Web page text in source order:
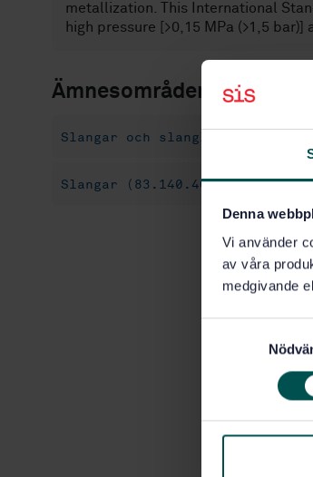
Denna
Vi använder
av våra
medgivande
metallization. This International
high pressure [>0,15 MPa (>1,5 bar)]
Ämnesområden
Slangar och slangledningar
Slangar (83.140.40)